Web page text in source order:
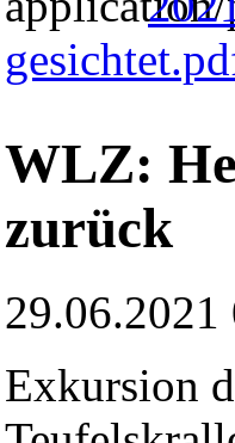
WLZ:
zurück
29.06.2021
Exkursion